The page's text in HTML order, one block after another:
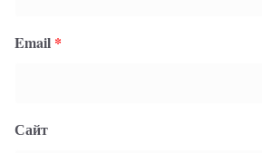
Email *
Сайт